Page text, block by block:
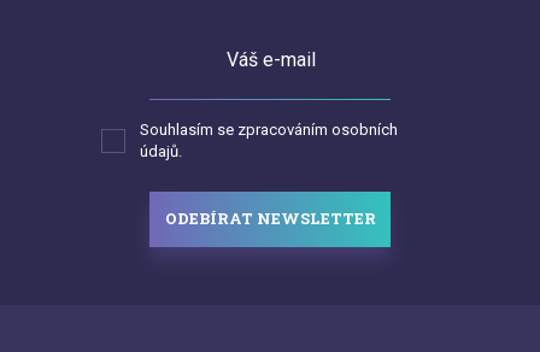
Váš e-mail
Souhlasím se zpracováním osobních
údajů.
ODEBÍRAT NEWSLETTER